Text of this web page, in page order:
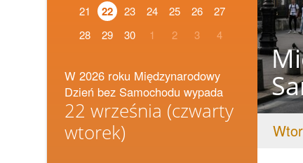
21
22 23 24 25 26
27
28
29 30 1 2 3 4
W 2026 roku Międzynarodowy
Dzień bez Samochodu wypada
22 września (czwarty
wtorek)